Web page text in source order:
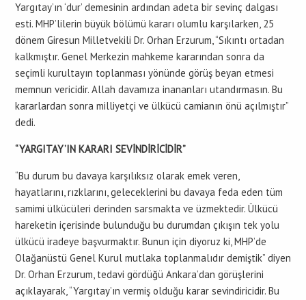
Yargıtay’ın ‘dur’ demesinin ardından adeta bir sevinç dalgası
esti. MHP’lilerin büyük bölümü kararı olumlu karşılarken, 25
dönem Giresun Milletvekili Dr. Orhan Erzurum, “Sıkıntı ortadan
kalkmıştır. Genel Merkezin mahkeme kararından sonra da
seçimli kurultayın toplanması yönünde görüş beyan etmesi
memnun vericidir. Allah davamıza inananları utandırmasın. Bu
kararlardan sonra milliyetçi ve ülkücü camianın önü açılmıştır”
dedi.
“YARGITAY’IN KARARI SEVİNDİRİCİDİR”
“Bu durum bu davaya karşılıksız olarak emek veren,
hayatlarını, rızklarını, geleceklerini bu davaya feda eden tüm
samimi ülkücüleri derinden sarsmakta ve üzmektedir. Ülkücü
hareketin içerisinde bulunduğu bu durumdan çıkışın tek yolu
ülkücü iradeye başvurmaktır. Bunun için diyoruz ki, MHP’de
Olağanüstü Genel Kurul mutlaka toplanmalıdır demiştik” diyen
Dr. Orhan Erzurum, tedavi gördüğü Ankara’dan görüşlerini
açıklayarak, “Yargıtay’ın vermiş olduğu karar sevindiricidir. Bu